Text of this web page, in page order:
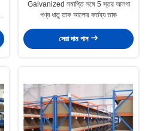
Galvanized সমাপ্তি সঙ্গে 5 স্তর আলগা
পণ্য ধাতু তাক আলোর কর্তব্য তাক
সেরা দাম পান